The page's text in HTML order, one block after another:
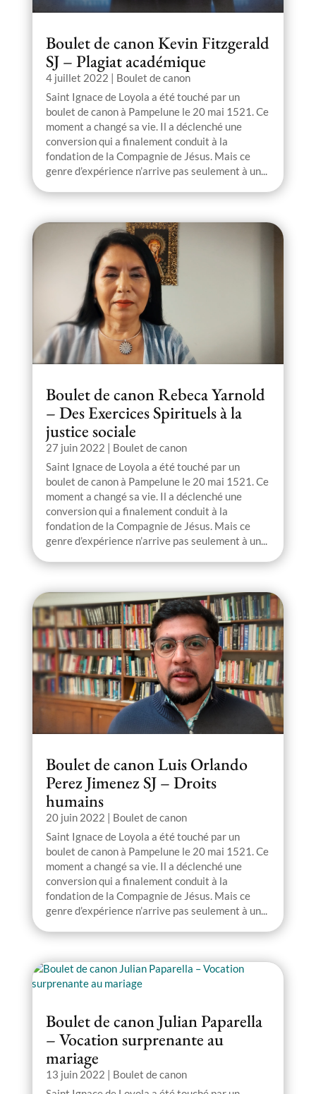
Boulet de canon Kevin Fitzgerald
SJ – Plagiat académique
4 juillet 2022 | Boulet de canon
Saint Ignace de Loyola a été touché par un
boulet de canon à Pampelune le 20 mai 1521. Ce
moment a changé sa vie. Il a déclenché une
conversion qui a finalement conduit à la
fondation de la Compagnie de Jésus. Mais ce
genre d’expérience n’arrive pas seulement à un...
Boulet de canon Rebeca Yarnold
– Des Exercices Spirituels à la
justice sociale
27 juin 2022 | Boulet de canon
Saint Ignace de Loyola a été touché par un
boulet de canon à Pampelune le 20 mai 1521. Ce
moment a changé sa vie. Il a déclenché une
conversion qui a finalement conduit à la
fondation de la Compagnie de Jésus. Mais ce
genre d’expérience n’arrive pas seulement à un...
Boulet de canon Luis Orlando
Perez Jimenez SJ – Droits
humains
20 juin 2022 | Boulet de canon
Saint Ignace de Loyola a été touché par un
boulet de canon à Pampelune le 20 mai 1521. Ce
moment a changé sa vie. Il a déclenché une
conversion qui a finalement conduit à la
fondation de la Compagnie de Jésus. Mais ce
genre d’expérience n’arrive pas seulement à un...
Boulet de canon Julian Paparella
– Vocation surprenante au
mariage
13 juin 2022 | Boulet de canon